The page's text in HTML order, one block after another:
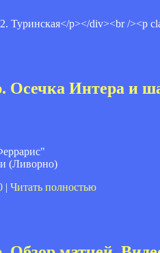
Осечка Интера и
(Ливорно)
| Читать полностью